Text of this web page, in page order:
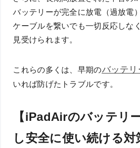
バッテリーが完全に放電（過放電
ケーブルを繋いでも一切反応しな
見受けられます。
これらの多くは、早期のバッテリ
いれば防げたトラブルです。
【iPadAirのバッテリ
し安全に使い続ける対